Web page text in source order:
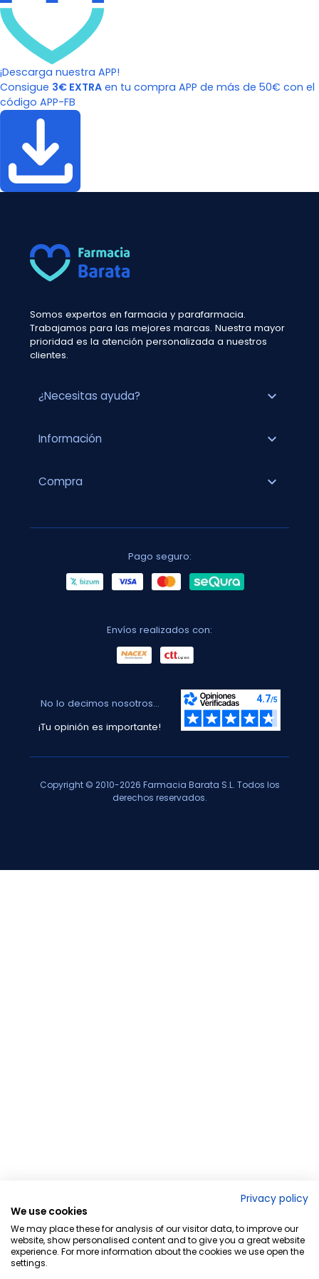
¡Descarga nuestra APP!
Consigue 3€ EXTRA en tu compra APP de más de 50€ con el
código APP-FB
Somos expertos en farmacia y parafarmacia.
Trabajamos para las mejores marcas. Nuestra mayor
prioridad es la atención personalizada a nuestros
clientes.
¿Necesitas ayuda? expand_more
Información expand_more
Compra expand_more
Pago seguro:
Envíos realizados con:
No lo decimos nosotros...
¡Tu opinión es importante!
Copyright © 2010-2026 Farmacia Barata S.L. Todos los
derechos reservados.
Privacy policy
We use cookies
We may place these for analysis of our visitor data, to improve our
website, show personalised content and to give you a great website
experience. For more information about the cookies we use open the
settings.